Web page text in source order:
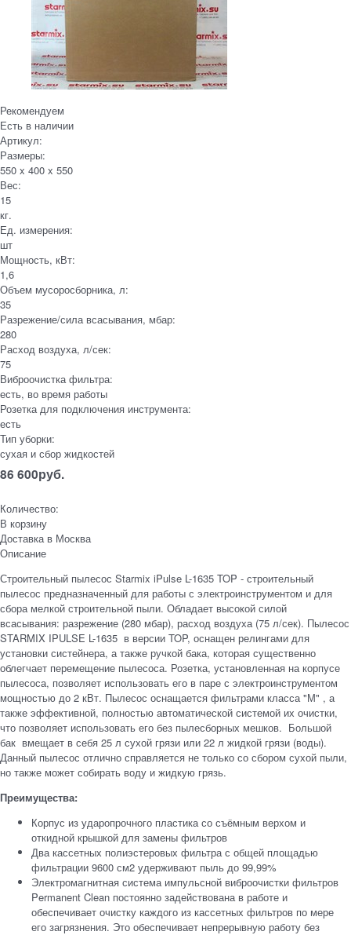
Рекомендуем
Есть в наличии
Артикул:
Размеры:
550 x 400 x 550
Вес:
15
кг.
Ед. измерения:
шт
Мощность, кВт:
1,6
Объем мусоросборника, л:
35
Разрежение/сила всасывания, мбар:
280
Расход воздуха, л/сек:
75
Виброочистка фильтра:
есть, во время работы
Розетка для подключения инструмента:
есть
Тип уборки:
сухая и сбор жидкостей
86 600руб.
Количество:
В корзину
Доставка в Москва
Описание
Строительный пылесос Starmix iPulse L-1635 TOP - строительный
пылесос предназначенный для работы с электроинструментом и для
сбора мелкой строительной пыли. Обладает высокой силой
всасывания: разрежение (280 мбар), расход воздуха (75 л/сек). Пылесос
STARMIX IPULSE L-1635 в версии TOP, оснащен релингами для
установки систейнера, а также ручкой бака, которая существенно
облегчает перемещение пылесоса. Розетка, установленная на корпусе
пылесоса, позволяет использовать его в паре с электроинструментом
мощностью до 2 кВт. Пылесос оснащается фильтрами класса "М" , а
также эффективной, полностью автоматической системой их очистки,
что позволяет использовать его без пылесборных мешков. Большой
бак вмещает в себя 25 л сухой грязи или 22 л жидкой грязи (воды).
Данный пылесос отлично справляется не только со сбором сухой пыли,
но также может собирать воду и жидкую грязь.
Преимущества:
Корпус из ударопрочного пластика со съёмным верхом и
откидной крышкой для замены фильтров
Два кассетных полиэстеровых фильтра с общей площадью
фильтрации 9600 см2 удерживают пыль до 99,99%
Электромагнитная система импульсной виброочистки фильтров
Permanent Clean постоянно задействована в работе и
обеспечивает очистку каждого из кассетных фильтров по мере
его загрязнения. Это обеспечивает непрерывную работу без